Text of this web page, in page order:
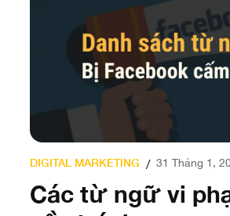
DIGITAL MARKETING / 31 Tháng 1,
Các từ ngữ vi